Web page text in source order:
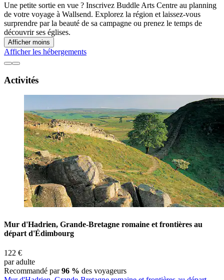
Une petite sortie en vue ? Inscrivez Buddle Arts Centre au planning
de votre voyage à Wallsend. Explorez la région et laissez-vous
surprendre par la beauté de sa campagne ou prenez le temps de
découvrir ses églises.
Afficher moins
Afficher les hébergements
Activités
Mur d'Hadrien, Grande-Bretagne romaine et frontières au
départ d'Édimbourg
122 €
par adulte
Recommandé par96 % des voyageurs